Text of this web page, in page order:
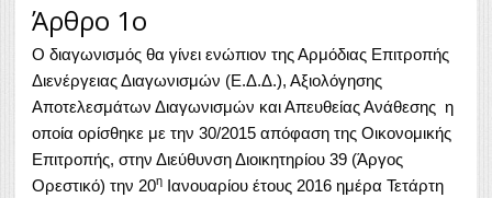
Άρθρο 1o
Ο διαγωνισμός θα γίνει ενώπιον της Αρμόδιας Επιτροπής
Διενέργειας Διαγωνισμών (Ε.Δ.Δ.), Αξιολόγησης
Αποτελεσμάτων Διαγωνισμών και Απευθείας Ανάθεσης η
οποία ορίσθηκε με την 30/2015 απόφαση της Οικονομικής
Επιτροπής, στην Διεύθυνση Διοικητηρίου 39 (Άργος
Ορεστικό) την 20η Ιανουαρίου έτους 2016 ημέρα Τετάρτη